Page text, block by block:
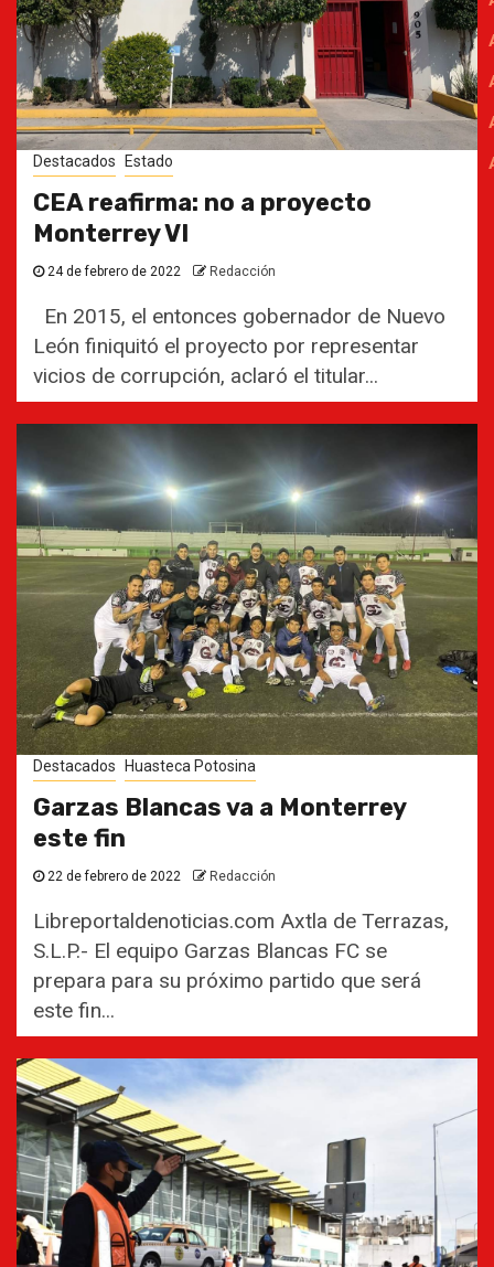
Destacados Estado
CEA reafirma: no a proyecto
Monterrey VI
24 de febrero de 2022 Redacción
En 2015, el entonces gobernador de Nuevo
León finiquitó el proyecto por representar
vicios de corrupción, aclaró el titular...
Destacados Huasteca Potosina
Garzas Blancas va a Monterrey
este fin
22 de febrero de 2022 Redacción
Libreportaldenoticias.com Axtla de Terrazas,
S.L.P.- El equipo Garzas Blancas FC se
prepara para su próximo partido que será
este fin...